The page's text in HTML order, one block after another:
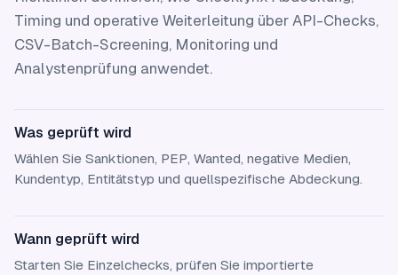
Timing und operative Weiterleitung über API-Checks,
CSV-Batch-Screening, Monitoring und
Analystenprüfung anwendet.
Was geprüft wird
Wählen Sie Sanktionen, PEP, Wanted, negative Medien,
Kundentyp, Entitätstyp und quellspezifische Abdeckung.
Wann geprüft wird
Starten Sie Einzelchecks, prüfen Sie importierte